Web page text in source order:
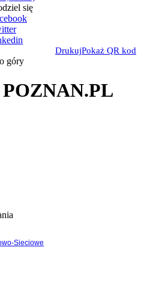
się
DrukujPokaż QR kod
góry
Sieciowe